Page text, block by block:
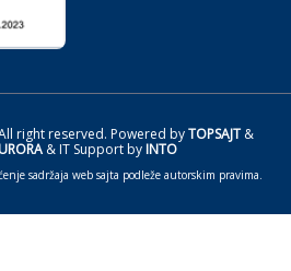
right reserved. Powered byTOPSAJT&
& IT Support byINTO
sadržaja web sajta podleže autorskim pravima.